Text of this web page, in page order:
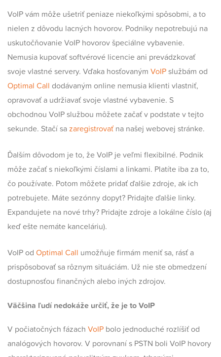
VoIP vám môže ušetriť peniaze niekoľkými spôsobmi, a to
nielen z dôvodu lacných hovorov. Podniky nepotrebujú na
uskutočňovanie VoIP hovorov špeciálne vybavenie.
Nemusia kupovať softvérové licencie ani prevádzkovať
svoje vlastné servery. Vďaka hosťovaným VoIPslužbám od
Optimal Call dodávaným online nemusia klienti vlastniť,
opravovať a udržiavať svoje vlastné vybavenie. S
obchodnou VoIP službou môžete začať v podstate v tejto
sekunde. Stačí sazaregistrovať na našej webovej stránke.
Ďalším dôvodom je to, že VoIP je veľmi flexibilné. Podnik
môže začať s niekoľkými číslami a linkami. Platíte iba za to,
čo používate. Potom môžete pridať ďalšie zdroje, ak ich
potrebujete. Máte sezónny dopyt? Pridajte ďalšie linky.
Expandujete na nové trhy? Pridajte zdroje a lokálne číslo (aj
keď ešte nemáte kanceláriu).
VoIP od Optimal Call umožňuje firmám meniť sa, rásť a
prispôsobovať sa rôznym situáciám. Už nie ste obmedzení
dostupnosťou finančných alebo iných zdrojov.
Väčšina ľudí nedokáže určiť, že je to VoIP
V počiatočných fázach VoIP bolo jednoduché rozlíšiť od
analógových hovorov. V porovnaní s PSTN boli VoIP hovory